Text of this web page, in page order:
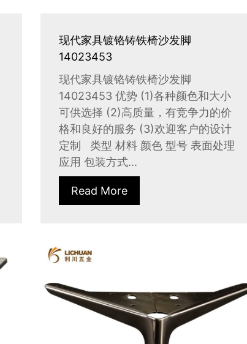
现代家具镀铬铸铁椅沙发脚
14023453
现代家具镀铬铸铁椅沙发脚
14023453 优势 (1)各种颜色和大小
可供选择 (2)高质量，有竞争力的价
格和良好的服务 (3)欢迎客户的设计
定制 类型 材料 颜色 型号 表面处理
应用 包装方式...
Read More